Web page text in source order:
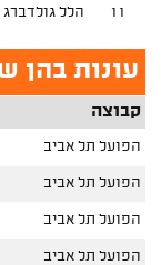
11 הלל גולדברג
עונות בהן
קבוצה
הפועל תל אביב
הפועל תל אביב
הפועל תל אביב
הפועל תל אביב